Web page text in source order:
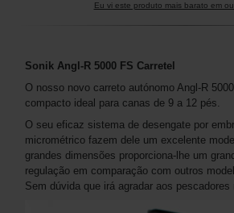
Eu vi este produto mais barato em
Sonik Angl-R 5000 FS Carretel
O nosso novo carreto autónomo Angl-R
compacto ideal para canas de 9 a 12 pés.
O seu eficaz sistema de desengate por
micrométrico fazem dele um excelente
grandes dimensões proporciona-lhe um
regulação em comparação com outros
Sem dúvida que irá agradar aos pescadores